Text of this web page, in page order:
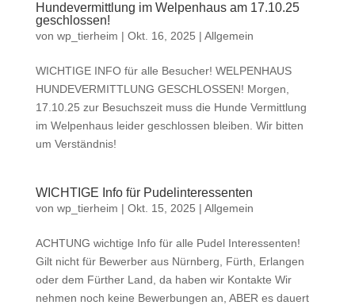
Hundevermittlung im Welpenhaus am 17.10.25
geschlossen!
von wp_tierheim | Okt. 16, 2025 | Allgemein
WICHTIGE INFO für alle Besucher! WELPENHAUS
HUNDEVERMITTLUNG GESCHLOSSEN! Morgen,
17.10.25 zur Besuchszeit muss die Hunde Vermittlung
im Welpenhaus leider geschlossen bleiben. Wir bitten
um Verständnis!
WICHTIGE Info für Pudelinteressenten
von wp_tierheim | Okt. 15, 2025 | Allgemein
ACHTUNG wichtige Info für alle Pudel Interessenten!
Gilt nicht für Bewerber aus Nürnberg, Fürth, Erlangen
oder dem Fürther Land, da haben wir Kontakte Wir
nehmen noch keine Bewerbungen an, ABER es dauert